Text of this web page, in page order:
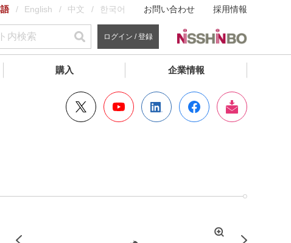
English 中文 한국어 お問い合わせ 採用情報
ログイン / 登録
購入 企業情報
拡